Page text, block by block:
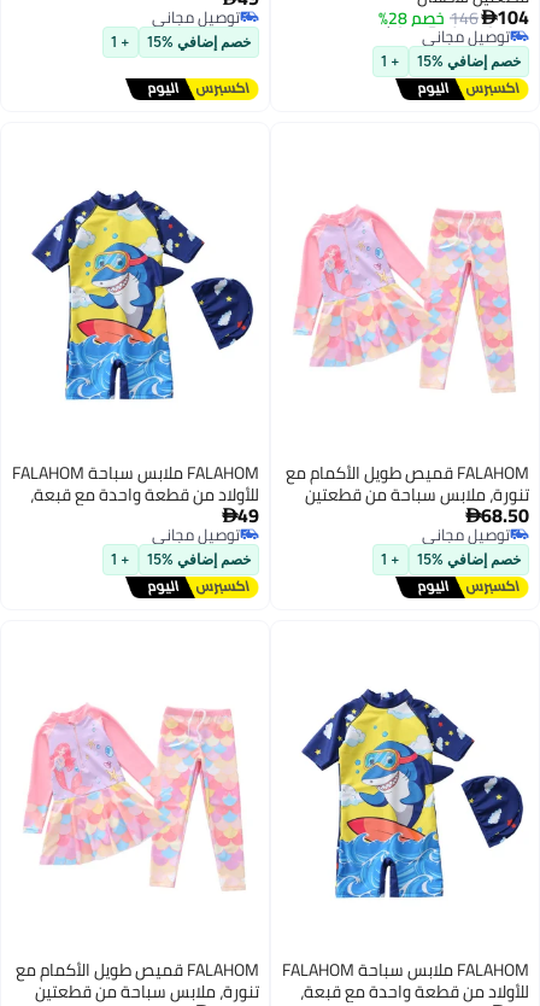
104
146 خصم 28%
توصيل مجاني
أقل سعر في 7 يوم
خصم إضافي %15 + 1
ملابس سباحة واقية من الشمس
للأطفال، ملابس سباحة بأكمام
قصيرة وسحاب، ملابس سباحة
كرتونية على شكل قرش للسباحة
في الشاطئ والمسبح
توصيل مجاني
توصيل مجاني
خصم إضافي %15 + 1
FALAHOM قميص طويل الأكمام مع
تنورة، ملابس سباحة من قطعتين
على شكل حورية البحر للفتيات،
50+ للأعمار من 2 إلى 10 سنوات
68.50
توصيل مجاني
توصيل مجاني
خصم إضافي %15 + 1
FALAHOM ملابس سباحة FALAHOM
للأولاد من قطعة واحدة مع قبعة،
مجموعة سباحة للأولاد الصغار،
ملابس سباحة واقية من الشمس
للأطفال، ملابس سباحة بأكمام
قصيرة وسحاب، ملابس سباحة
كرتونية على شكل قرش للسباحة
49
توصيل مجاني
توصيل مجاني
خصم إضافي %15 + 1
FALAHOM ملابس سباحة FALAHOM
للأولاد من قطعة واحدة مع قبعة،
FALAHOM قميص طويل الأكمام مع
تنورة، ملابس سباحة من قطعتين